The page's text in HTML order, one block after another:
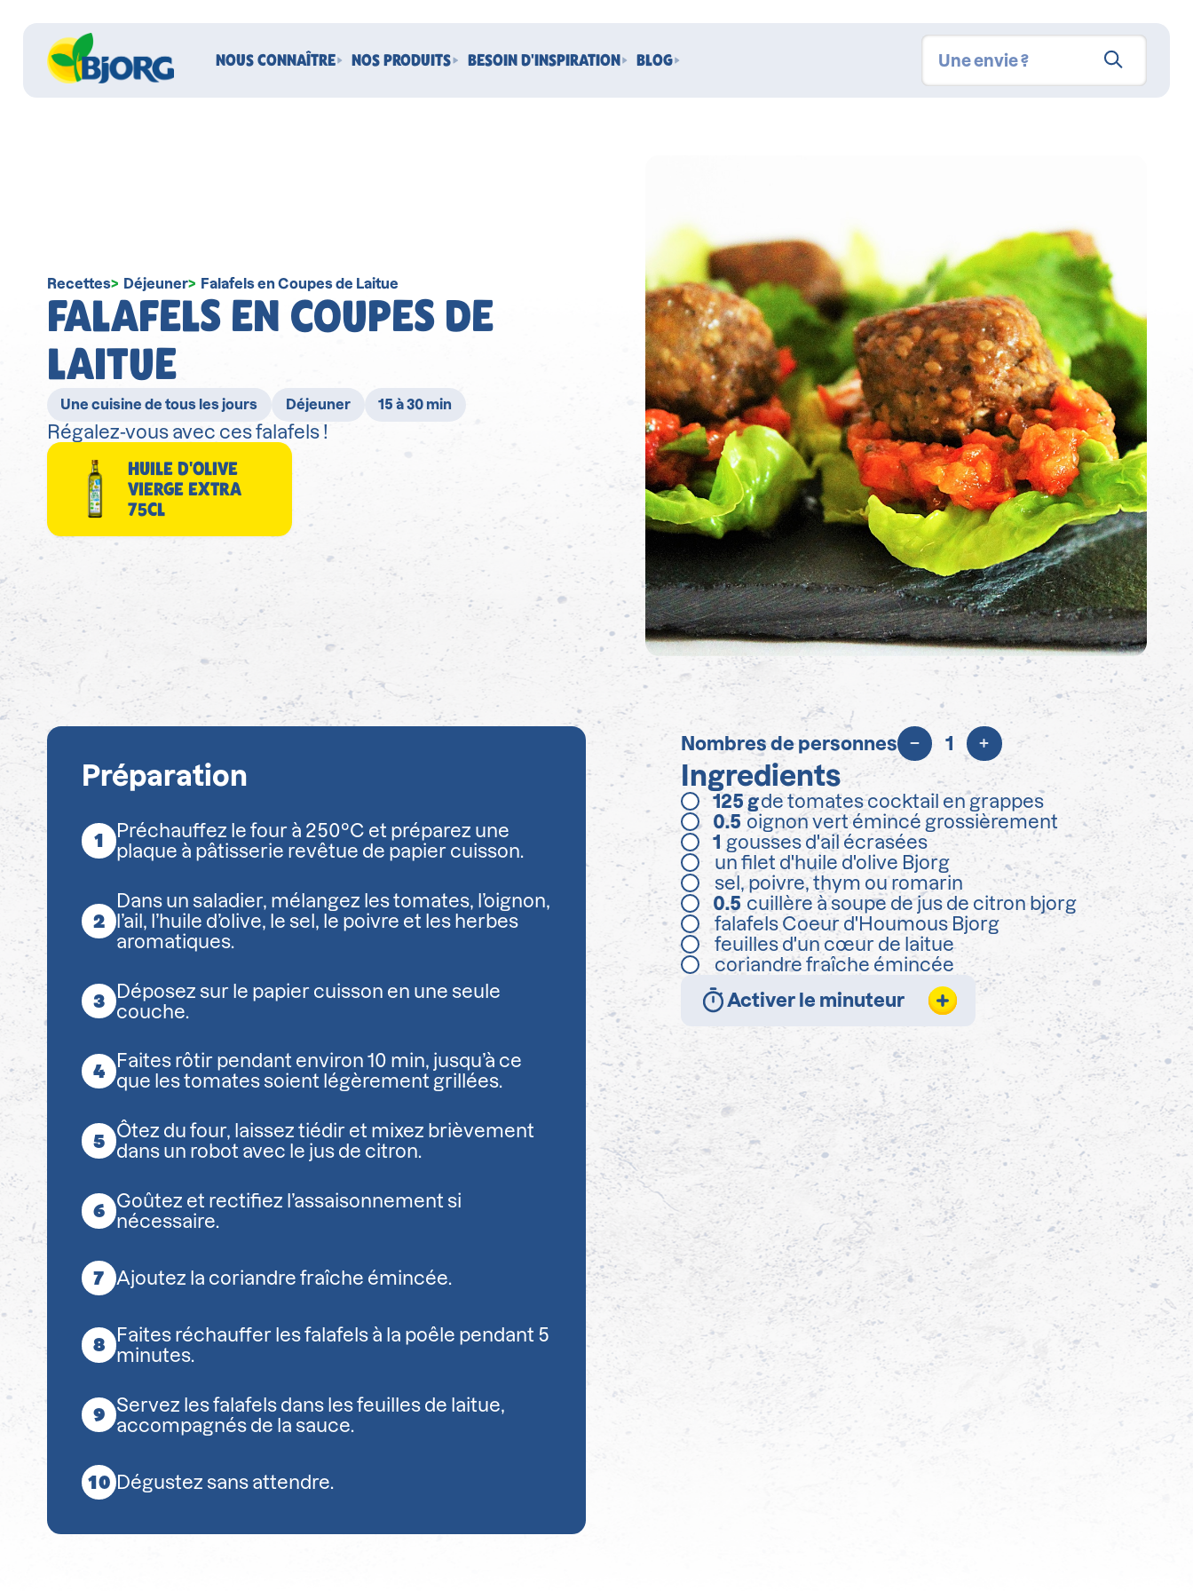
NOUS CONNAÎTRE NOS PRODUITS BESOIN D'INSPIRATION BLOG
Recettes Déjeuner Falafels en Coupes de Laitue
FALAFELS EN COUPES DE
LAITUE
Une cuisine de tous les jours Déjeuner 15 à 30 min
Régalez-vous avec ces falafels !
HUILE D'OLIVE
VIERGE EXTRA
75CL
Préparation
Préchauffez le four à 250°C et préparez une
plaque à pâtisserie revêtue de papier cuisson.
Dans un saladier, mélangez les tomates, l’oignon,
l’ail, l’huile d’olive, le sel, le poivre et les herbes
aromatiques.
Déposez sur le papier cuisson en une seule
couche.
Faites rôtir pendant environ 10 min, jusqu’à ce
que les tomates soient légèrement grillées.
Ôtez du four, laissez tiédir et mixez brièvement
dans un robot avec le jus de citron.
Goûtez et rectifiez l’assaisonnement si
nécessaire.
Ajoutez la coriandre fraîche émincée.
Faites réchauffer les falafels à la poêle pendant 5
minutes.
Servez les falafels dans les feuilles de laitue,
accompagnés de la sauce.
Dégustez sans attendre.
Nombres de personnes 1
Ingredients
125 gde tomates cocktail en grappes
0.5 oignon vert émincé grossièrement
1 gousses d'ail écrasées
un filet d'huile d'olive Bjorg
sel, poivre, thym ou romarin
0.5 cuillère à soupe de jus de citron bjorg
falafels Coeur d'Houmous Bjorg
feuilles d'un cœur de laitue
coriandre fraîche émincée
Activer le minuteur